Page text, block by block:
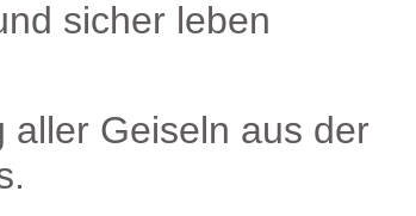
sicher leben
Geiseln aus der